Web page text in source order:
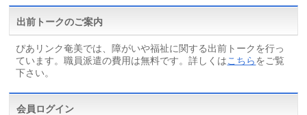
出前トークのご案内
ぴあリンク奄美では、障がいや福祉に関する出前トークを行っ
ています。職員派遣の費用は無料です。詳しくはこちらをご覧
下さい。
会員ログイン